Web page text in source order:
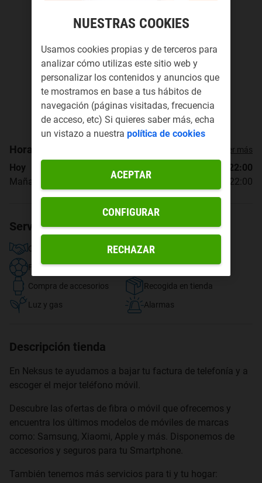
Horario de apertura Ver más
Hoy
10:00 - 22:00
Mañana
10:00 - 22:00
Servicios disponibles
Contratar fibra y móvil
TV y streaming
Fútbol
Compra de dispositivos
Compra de accesorios
Recogida en tienda
Luz y gas
Alarmas
Descripción tienda
En Neksus te ayudamos a bajar tu factura de telefonía y a
escoger el mejor teléfono móvil.
Descubre las ofertas de fibra o móvil que ofrecemos y
encuentra los últimos modelos de móviles de marcas
como: Samsung, Xiaomi, Apple y más. Disponemos de
accesorios y seguros para tu Smartphone.
También tenemos más servicios para ti y tu hogar:
NUESTRAS COOKIES
Usamos cookies propias y de terceros para
analizar cómo utilizas este sitio web y
personalizar los contenidos y anuncios que
te mostramos en base a tus hábitos de
navegación (páginas visitadas, frecuencia
de acceso, etc) Si quieres saber más, echa
un vistazo a nuestra política de cookies
RECHAZAR
ACEPTAR
CONFIGURAR